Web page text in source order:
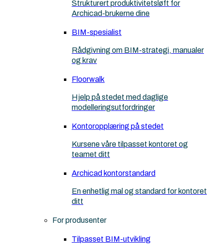
Strukturert produktivitetsløft for
Archicad-brukerne dine
BIM-spesialist
Rådgivning om BIM-strategi, manualer
og krav
Floorwalk
Hjelp på stedet med daglige
modelleringsutfordringer
Kontoropplæring på stedet
Kursene våre tilpasset kontoret og
teamet ditt
Archicad kontorstandard
En enhetlig mal og standard for kontoret
ditt
For produsenter
Tilpasset BIM-utvikling